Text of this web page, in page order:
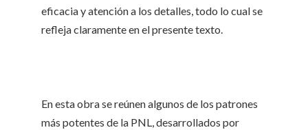
eficacia y atención a los detalles, todo lo cual se
refleja claramente en el presente texto.
En esta obra se reúnen algunos de los patrones
más potentes de la PNL, desarrollados por